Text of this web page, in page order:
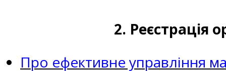
2. Реєстрація
Про ефективне управління